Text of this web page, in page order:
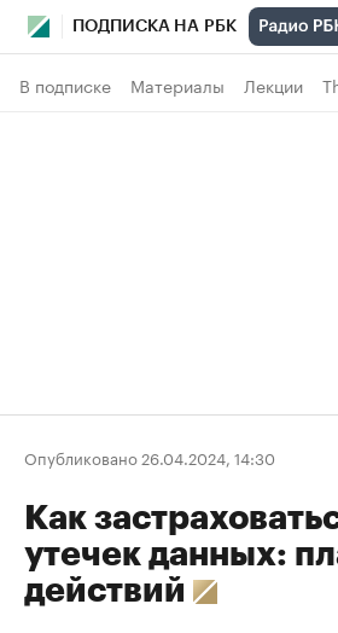
ПОДПИСКА НА РБК
В подписке Материалы Лекции
Опубликовано 26.04.2024, 14:30
Как
утечек данных:
действий